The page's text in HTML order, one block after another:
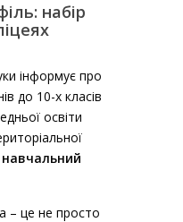
набір
інформує про
до 10-х класів
освіти
навчальний
– це не просто